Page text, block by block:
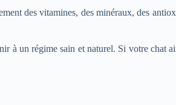
des vitamines, des minéraux, des
à un régime sain et naturel. Si votre chat